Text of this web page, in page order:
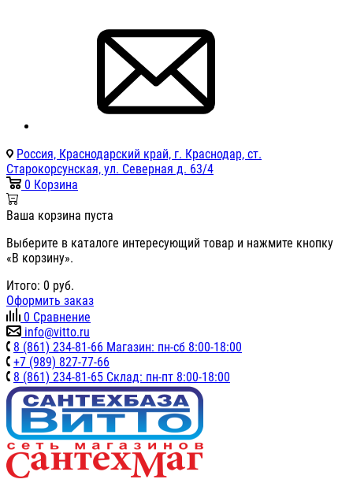
Россия, Краснодарский край, г. Краснодар, ст.
Старокорсунская, ул. Северная д. 63/4
0 Корзина
Ваша корзина пуста
Выберите в каталоге интересующий товар и нажмите кнопку
«В корзину».
Итого: 0 руб.
Оформить заказ
0 Сравнение
info@vitto.ru
8 (861) 234-81-66 Магазин: пн-сб 8:00-18:00
+7 (989) 827-77-66
8 (861) 234-81-65 Склад: пн-пт 8:00-18:00